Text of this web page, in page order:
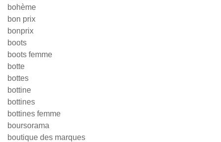
bohème
bon prix
bonprix
boots
boots femme
botte
bottes
bottine
bottines
bottines femme
boursorama
boutique des marques